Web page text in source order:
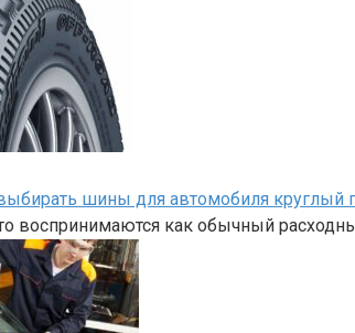
шины для автомобиля круглый
воспринимаются как обычный